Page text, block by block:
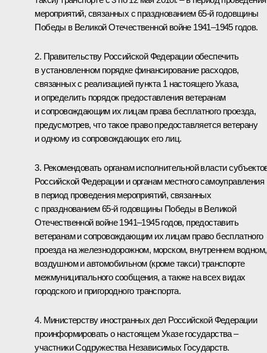
мероприятий, связанных с празднованием 65-й годовщины
Победы в Великой Отечественной войне 1941–1945 годов.
2. Правительству Российской Федерации обеспечить
в установленном порядке финансирование расходов,
связанных с реализацией пункта 1 настоящего Указа,
и определить порядок предоставления ветеранам
и сопровождающим их лицам права бесплатного проезда,
предусмотрев, что такое право предоставляется ветерану
и одному из сопровождающих его лиц.
3. Рекомендовать органам исполнительной власти
Российской Федерации и органам местного самоуправления
в период проведения мероприятий, связанных
с празднованием 65-й годовщины Победы в Великой
Отечественной войне 1941–1945 годов, предоставить
ветеранам и сопровождающим их лицам право бесплатного
проезда на железнодорожном, морском, внутреннем водном,
воздушном и автомобильном (кроме такси) транспорте
межмуниципального сообщения, а также на всех видах
городского и пригородного транспорта.
4. Министерству иностранных дел Российской Федерации
проинформировать о настоящем Указе государства –
участники Содружества Независимых Государств.